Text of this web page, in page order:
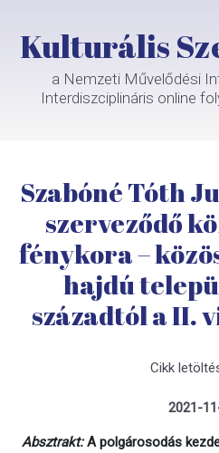
Kulturális
a Nemzeti Művelődési
Interdiszciplináris online
Szabóné Tóth
szerveződő
fénykora –
hajdú
századtól a II.
Cikk
2021-
Absztrakt:A polgárosodás